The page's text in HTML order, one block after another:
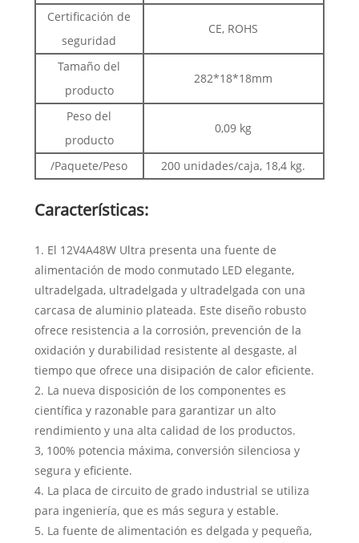
Certificación de
seguridad
CE, ROHS
Tamaño del
producto
282*18*18mm
Peso del
producto
0,09 kg
/Paquete/Peso 200 unidades/caja, 18,4 kg.
Características:
1. El 12V4A48W Ultra presenta una fuente de
alimentación de modo conmutado LED elegante,
ultradelgada, ultradelgada y ultradelgada con una
carcasa de aluminio plateada. Este diseño robusto
ofrece resistencia a la corrosión, prevención de la
oxidación y durabilidad resistente al desgaste, al
tiempo que ofrece una disipación de calor eficiente.
2. La nueva disposición de los componentes es
científica y razonable para garantizar un alto
rendimiento y una alta calidad de los productos.
3, 100% potencia máxima, conversión silenciosa y
segura y eficiente.
4. La placa de circuito de grado industrial se utiliza
para ingeniería, que es más segura y estable.
5. La fuente de alimentación es delgada y pequeña,